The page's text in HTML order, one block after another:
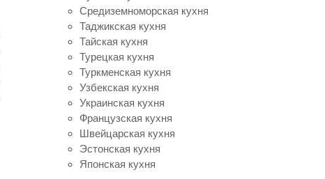
Средиземноморская кухня
Таджикская кухня
Тайская кухня
Турецкая кухня
Туркменская кухня
Узбекская кухня
Украинская кухня
Французская кухня
Швейцарская кухня
Эстонская кухня
Японская кухня